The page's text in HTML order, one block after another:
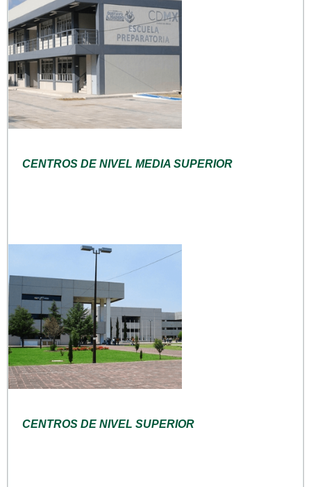
CENTROS DE NIVEL MEDIA SUPERIOR
CENTROS DE NIVEL SUPERIOR